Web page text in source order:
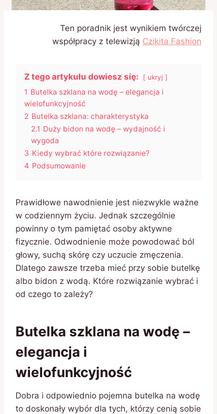
Ten poradnik jest wynikiem twórczej
współpracy z telewizją Czikita Fashion
Z tego artykułu dowiesz się: ukryj
1 Butelka szklana na wodę – elegancja i
wielofunkcyjność
2 Butelka szklana: charakterystyka
2.1 Duży bidon na wodę – wydajność i
wygoda
3 Kiedy wybrać które rozwiązanie?
4 Podsumowanie
Prawidłowe nawodnienie jest niezwykle ważne
w codziennym życiu. Jednak szczególnie
powinny o tym pamiętać osoby aktywne
fizycznie. Odwodnienie może powodować ból
głowy, suchą skórę czy uczucie zmęczenia.
Dlatego zawsze trzeba mieć przy sobie butelkę
albo bidon z wodą. Które rozwiązanie wybrać i
od czego to zależy?
Butelka szklana na wodę –
elegancja i
wielofunkcyjność
Dobra i odpowiednio pojemna butelka na wodę
to doskonały wybór dla tych, którzy cenią sobie